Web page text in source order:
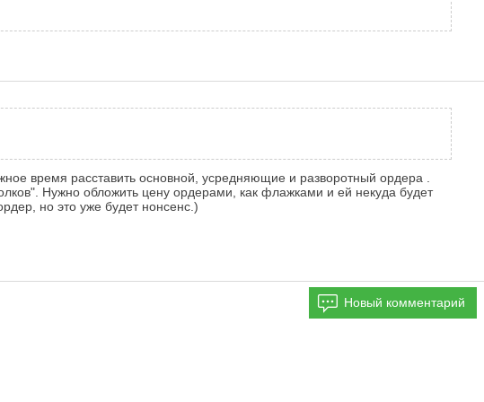
время расставить основной, усредняющие и разворотный ордера .
Нужно обложить цену ордерами, как флажками и ей некуда будет
но это уже будет нонсенс.)
Новый комментарий